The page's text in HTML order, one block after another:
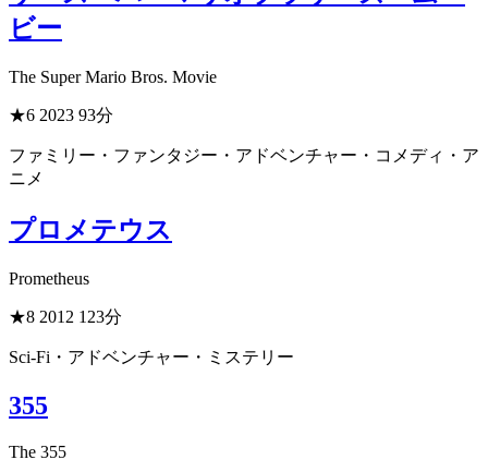
ビー
The Super Mario Bros. Movie
★6 2023 93分
ファミリー・ファンタジー・アドベンチャー・コメディ・ア
ニメ
プロメテウス
Prometheus
★8 2012 123分
Sci-Fi・アドベンチャー・ミステリー
355
The 355